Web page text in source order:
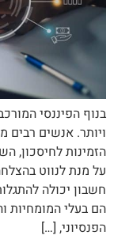
בנוף הפיננסי
ויותר. אנשים רבים
הזמינות לחיסכון,
על מנת לנווט
הם בעלי המומחיות
הפנסיוני, […]